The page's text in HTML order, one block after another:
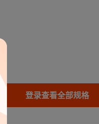
登录查看全部规格